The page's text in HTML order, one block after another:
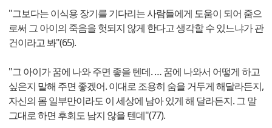
"그보다는 이식용 장기를 기다리는 사람들에게 도움이 되어 줌으
로써 그 아이의 죽음을 헛되지 않게 한다고 생각할 수 있느냐가 관
건이라고 봐"(65).
"그 아이가 꿈에 나와 주면 좋을 텐데. … 꿈에 나와서 어떻게 하고
싶은지 말해 주면 좋겠어. 이대로 조용히 숨을 거두게 해달라든지,
자신의 몸 일부만이라도 이 세상에 남아 있게 해 달라든지. 그 말
그대로 하면 후회도 남지 않을 텐데"(77).